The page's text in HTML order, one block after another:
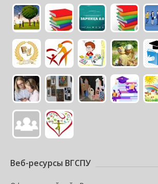
Веб-ресурсы ВГСПУ